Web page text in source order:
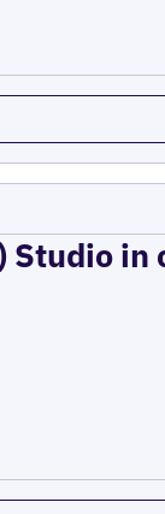
Studio in